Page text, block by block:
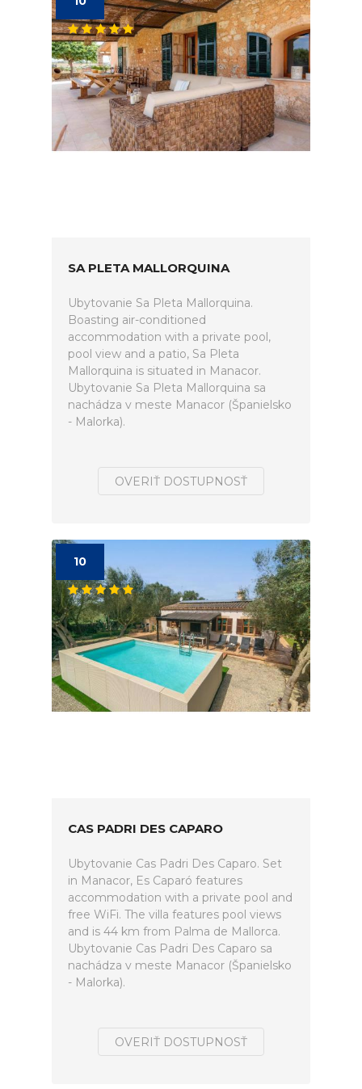
SA PLETA MALLORQUINA
Ubytovanie Sa Pleta Mallorquina.
Boasting air-conditioned
accommodation with a private pool,
pool view and a patio, Sa Pleta
Mallorquina is situated in Manacor.
Ubytovanie Sa Pleta Mallorquina sa
nachádza v meste Manacor (Španielsko
- Malorka).
OVERIŤ DOSTUPNOSŤ
10
CAS PADRI DES CAPARO
Ubytovanie Cas Padri Des Caparo. Set
in Manacor, Es Caparó features
accommodation with a private pool and
free WiFi. The villa features pool views
and is 44 km from Palma de Mallorca.
Ubytovanie Cas Padri Des Caparo sa
nachádza v meste Manacor (Španielsko
- Malorka).
OVERIŤ DOSTUPNOSŤ